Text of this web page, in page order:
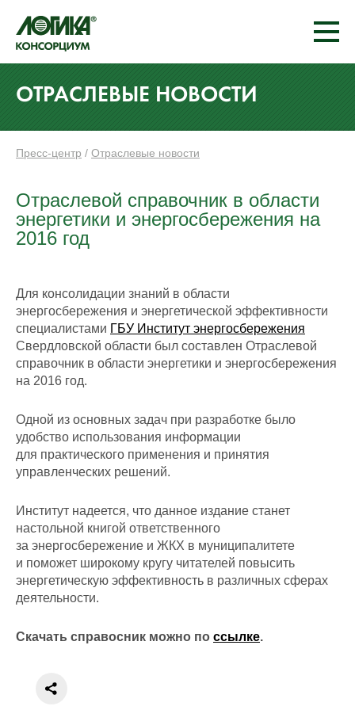
ОТРАСЛЕВЫЕ НОВОСТИ
Пресс-центр / Отраслевые новости
Отраслевой справочник в области
энергетики и энергосбережения на
2016 год
Для консолидации знаний в области
энергосбережения и энергетической эффективности
специалистами ГБУ Институт энергосбережения
Свердловской области был составлен Отраслевой
справочник в области энергетики и энергосбережения
на 2016 год.
Одной из основных задач при разработке было
удобство использования информации
для практического применения и принятия
управленческих решений.
Институт надеется, что данное издание станет
настольной книгой ответственного
за энергосбережение и ЖКХ в муниципалитете
и поможет широкому кругу читателей повысить
энергетическую эффективность в различных сферах
деятельности.
Скачать справосник можно по ссылке.